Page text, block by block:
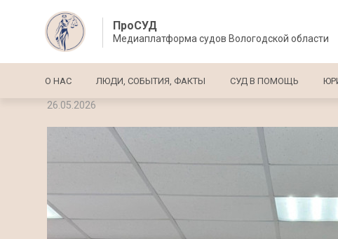
ПроСУД
Медиаплатформа судов Вологодской области
Основная навигация
О НАС ЛЮДИ, СОБЫТИЯ, ФАКТЫ СУД В ПОМОЩЬ
26.05.2026